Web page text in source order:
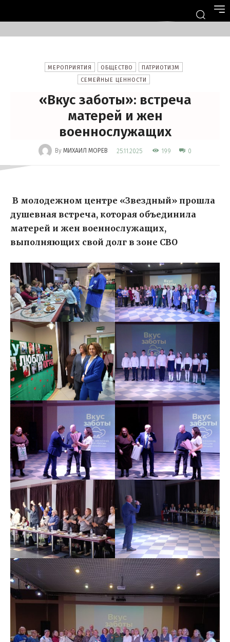
МЕРОПРИЯТИЯ ОБЩЕСТВО
ПАТРИОТИЗМ
СЕМЕЙНЫЕ ЦЕННОСТИ
«Вкус заботы»: встреча
матерей и жен
военнослужащих
By МИХАИЛ МОРЕВ 25.11.2025 199 0
В молодежном центре «Звездный» прошла
душевная встреча, которая объединила
матерей и жен военнослужащих,
выполняющих свой долг в зоне СВО